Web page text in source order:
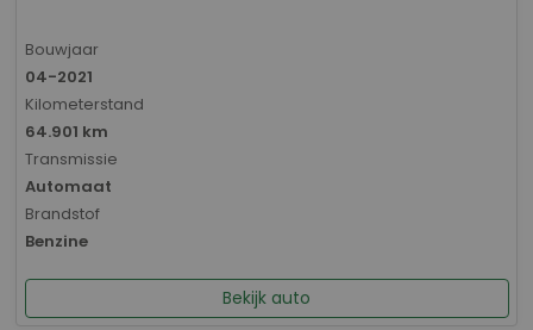
Bouwjaar
04-2021
Kilometerstand
64.901 km
Transmissie
Automaat
Brandstof
Benzine
Bekijk auto